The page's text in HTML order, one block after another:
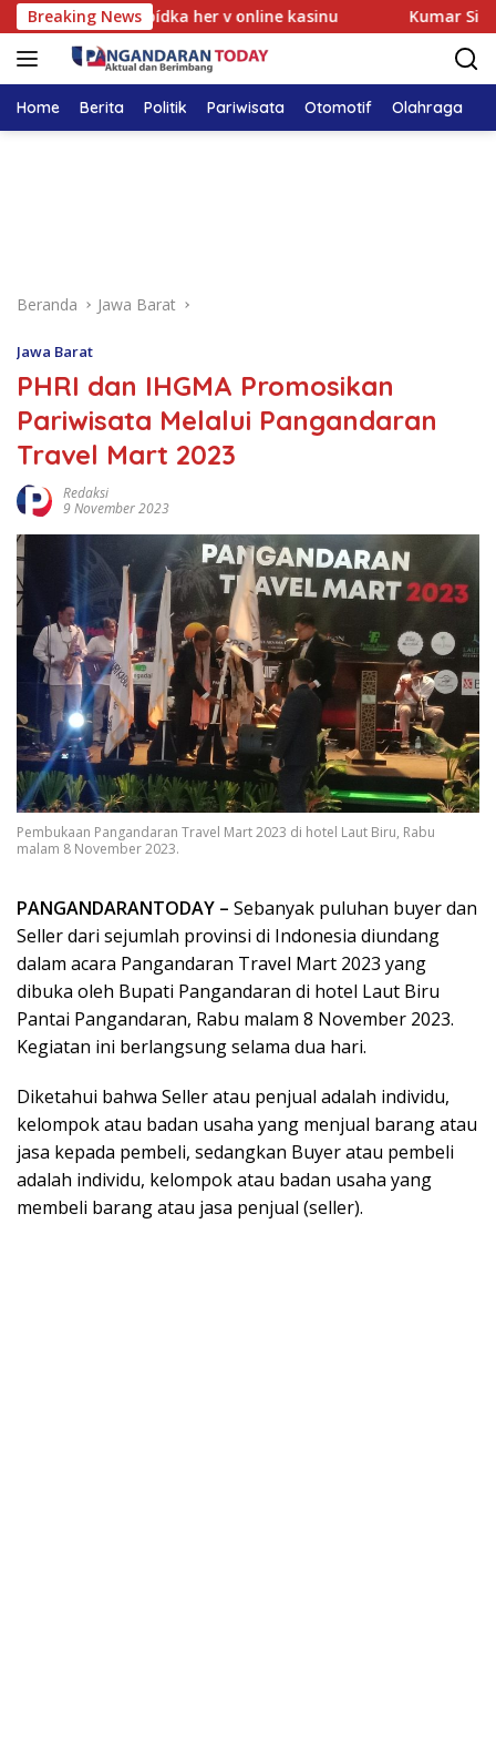
Langsung
ke
konten
Breaking News
Marvel – nabídka her v online kasinu Kumar Siteleri
Home Berita Politik Pariwisata Otomotif Olahraga
Beranda Jawa Barat
Jawa Barat
PHRI dan IHGMA Promosikan
Pariwisata Melalui Pangandaran
Travel Mart 2023
Redaksi
9 November 2023
Pembukaan Pangandaran Travel Mart 2023 di hotel Laut Biru, Rabu
malam 8 November 2023.
PANGANDARANTODAY – Sebanyak puluhan buyer dan
Seller dari sejumlah provinsi di Indonesia diundang
dalam acara Pangandaran Travel Mart 2023 yang
dibuka oleh Bupati Pangandaran di hotel Laut Biru
Pantai Pangandaran, Rabu malam 8 November 2023.
Kegiatan ini berlangsung selama dua hari.
Diketahui bahwa Seller atau penjual adalah individu,
kelompok atau badan usaha yang menjual barang atau
jasa kepada pembeli, sedangkan Buyer atau pembeli
adalah individu, kelompok atau badan usaha yang
membeli barang atau jasa penjual (seller).